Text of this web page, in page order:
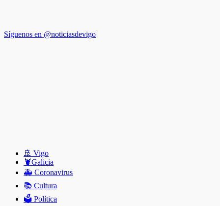
Síguenos en @noticiasdevigo
🚢 Vigo
🦞️Galicia
🚑 Coronavirus
📚 Cultura
🗳️ Política